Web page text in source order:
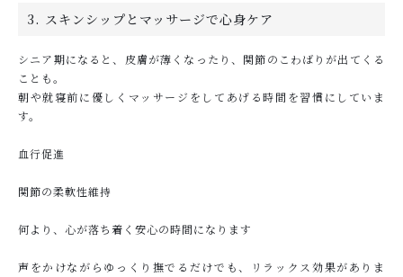
3. スキンシップとマッサージで心身ケア
シニア期になると、皮膚が薄くなったり、関節のこわばりが出てくる
ことも。
朝や就寝前に優しくマッサージをしてあげる時間を習慣にしていま
す。
血行促進
関節の柔軟性維持
何より、心が落ち着く安心の時間になります
声をかけながらゆっくり撫でるだけでも、リラックス効果がありま